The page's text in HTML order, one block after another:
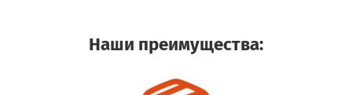
Наши преимущества: